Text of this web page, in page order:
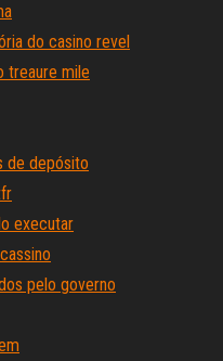
do casino revel
treaure mile
de depósito
executar
pelo governo